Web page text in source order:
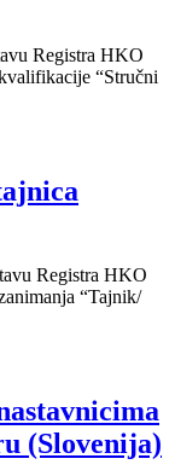
Registra HKO
“Stručni
Registra HKO
“Tajnik/
(Slovenija)